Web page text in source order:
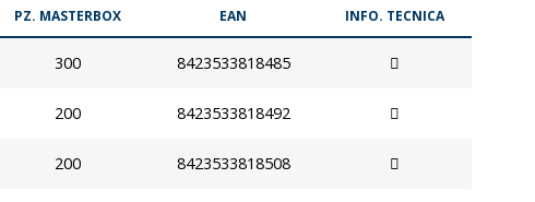
PZ. MASTERBOX EAN INFO. TECNICA
300 8423533818485
200 8423533818492
200 8423533818508